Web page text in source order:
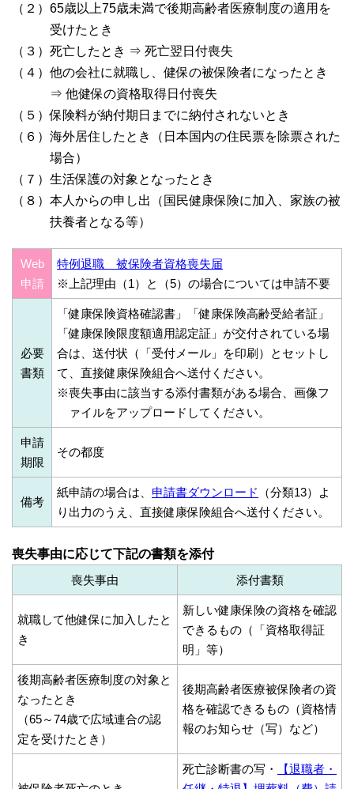
（２）65歳以上75歳未満で後期高齢者医療制度の適用を
受けたとき
（３）死亡したとき ⇒ 死亡翌日付喪失
（４）他の会社に就職し、健保の被保険者になったとき
⇒ 他健保の資格取得日付喪失
（５）保険料が納付期日までに納付されないとき
（６）海外居住したとき（日本国内の住民票を除票された
場合）
（７）生活保護の対象となったとき
（８）本人からの申し出（国民健康保険に加入、家族の被
扶養者となる等）
Web
申請
特例退職 被保険者資格喪失届
※上記理由（1）と（5）の場合については申請不要
必要
書類
「健康保険資格確認書」「健康保険高齢受給者証」
「健康保険限度額適用認定証」が交付されている場
合は、送付状（「受付メール」を印刷）とセットし
て、直接健康保険組合へ送付ください。
※喪失事由に該当する添付書類がある場合、画像フ
ァイルをアップロードしてください。
申請
期限
その都度
備考
紙申請の場合は、 申請書ダウンロード
（分類13）よ
り出力のうえ、直接健康保険組合へ送付ください。
喪失事由に応じて下記の書類を添付
喪失事由
添付書類
就職して他健保に加入したと
き
新しい健康保険の資格を確認
できるもの（「資格取得証
明」等）
後期高齢者医療制度の対象と
なったとき
（65～74歳で広域連合の認
定を受けたとき）
後期高齢者医療被保険者の資
格を確認できるもの（資格情
報のお知らせ（写）など）
死亡診断書の写・
【退職者・